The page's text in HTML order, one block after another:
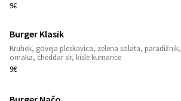
9€
Burger Klasik
Kruhek, goveja pleskavica, zelena solata, paradižnik,
omaka, cheddar sir, kisle kumarice
9€